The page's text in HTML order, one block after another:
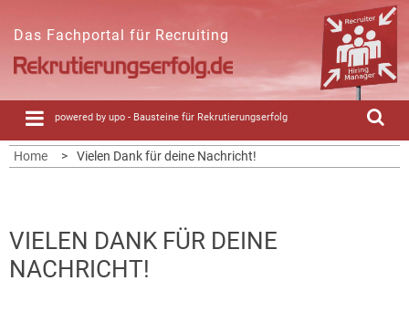
content
Das Fachportal für Recruiting
powered by upo - Bausteine für Rekrutierungserfolg
Home Vielen Dank für deine Nachricht!
VIELEN DANK FÜR DEINE
NACHRICHT!